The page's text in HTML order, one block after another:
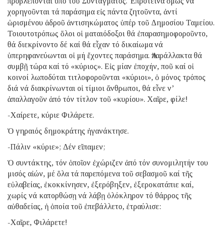
χορηγοῦνται τά παράσημα εἰς πάντα ζητοῦντα, ἀντί
ὡρισμένου ἁδροῦ ἀντισηκώματος ὑπέρ τοῦ Δημοσίου Ταμείου.
Τοιουτοτρόπως ὅλοι οἱ ματαιόδοξοι θά ἐπαρασημοφοροῦντο,
θά διεκρίνοντο δέ καί θά εἶχαν τό δικαίωμα νά
ὑπερηφανεύωνται οἱ μή ἔχοντες παράσημα. Ἀπαράλλακτα θά
συμβῇ τώρα καί τό «κύριος». Εἰς μίαν ἐποχήν, ποῦ καί οἱ
κοινοί λωποδύται τιτλοφοροῦνται «κύριοι», ὁ μόνος τρόπος
διά νά διακρίνωνται οἱ τίμιοι ἄνθρωποι, θά εἶνε ν’
ἀπαλλαγοῦν ἀπό τόν τίτλον τοῦ «κυρίου». Χαῖρε, φίλε!
-Χαίρετε, κύριε Φιλάρετε.
Ὁ γηραιός δημοκράτης ἠγανάκτησε.
-Πάλιν «κύριε»; Δέν εἴπαμεν;
Ὁ συντάκτης, τόν ὁποῖον ἐχώριζεν ἀπό τόν συνομιλητήν του
μισός αἰών, μέ ὅλα τά παρεπόμενα τοῦ σεβασμοῦ καί τῆς
εὐλαβείας, ἐκοκκίνησεν, ἐξερόβηξεν, ἐξεροκατάπιε καί,
χωρίς νά κατορθώσῃ νά λάβῃ ὁλόκληρον τό θάρρος τῆς
αὐθαδείας, ἡ ὁποία τοῦ ἐπεβάλλετο, ἐτραύλισε:
-Χαῖρε, Φιλάρετε!